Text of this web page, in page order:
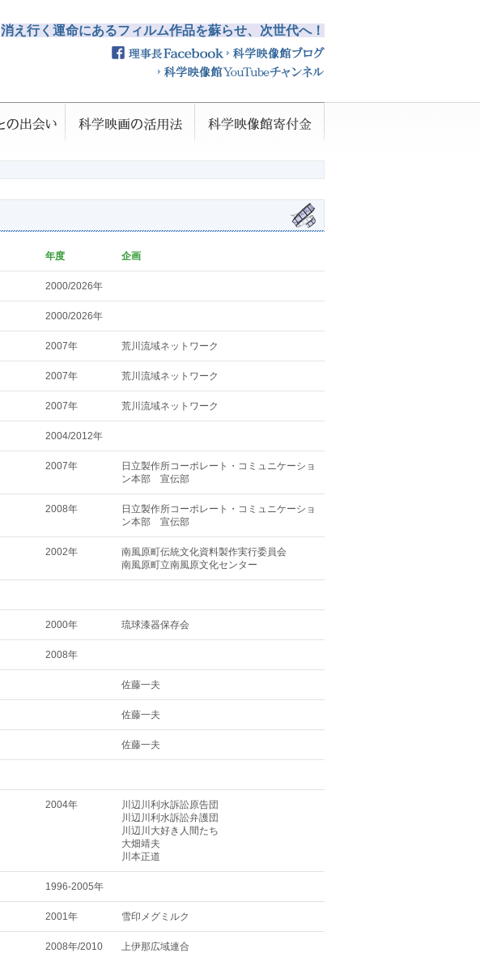
消え行く運命にあるフィルム作品を蘇らせ、次世代へ！
年度 企画
2000/2026年
2000/2026年
2007年 荒川流域ネットワーク
2007年 荒川流域ネットワーク
2007年 荒川流域ネットワーク
2004/2012年
2007年
日立製作所コーポレート・コミュニケーショ
ン本部 宣伝部
2008年
日立製作所コーポレート・コミュニケーショ
ン本部 宣伝部
2002年
南風原町伝統文化資料製作実行委員会
南風原町立南風原文化センター
2000年 琉球漆器保存会
2008年
佐藤一夫
佐藤一夫
佐藤一夫
2004年
川辺川利水訴訟原告団
川辺川利水訴訟弁護団
川辺川大好き人間たち
大畑靖夫
川本正道
1996-2005年
2001年 雪印メグミルク
2008年/2010
上伊那広域連合